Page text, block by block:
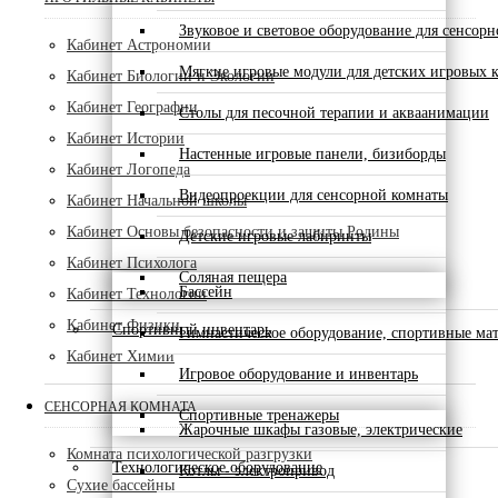
Звуковое и световое оборудование для
Мягкие игровые модули для детских игровых
Столы для песочной терапии и акваанимации
Настенные игровые панели, бизиборды
Видеопроекции для сенсорной комнаты
Детские игровые лабиринты
Соляная пещера
Спортивный инвентарь
Бассейн
Гимнастическое оборудование, спортивные
Игровое оборудование и инвентарь
Спортивные тренажеры
Технологическое оборудование
Жарочные шкафы газовые, электрические
Котлы - электропривод
Кабинет Астрономии
Кабинет Биологии и Экологии
Кабинет Географии
Кабинет Истории
Кабинет Логопеда
Кабинет Начальной школы
Кабинет Основы безопасности и защиты Родины
Кабинет Психолога
Кабинет Технологии
Кабинет Физики
Кабинет Химии
СЕНСОРНАЯ КОМНАТА
Комната психологической разгрузки
Сухие бассейны